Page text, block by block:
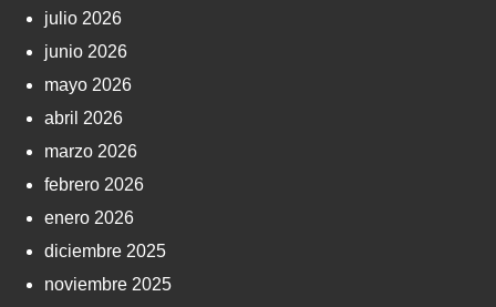
julio 2026
junio 2026
mayo 2026
abril 2026
marzo 2026
febrero 2026
enero 2026
diciembre 2025
noviembre 2025